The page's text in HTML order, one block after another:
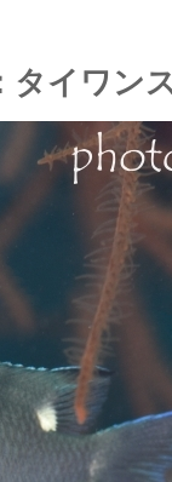
タイワン